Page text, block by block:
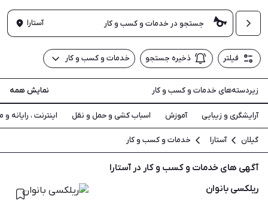
آستارا
فیلتر ذخیره جستجو خدمات و کسب و کار
زیردسته‌های خدمات و کسب و کار نمایش همه
آرایشگری و زیبایی آموزش اسباب کشی و حمل و نقل اینترنت ، رایانه و
گیلان آستارا خدمات و کسب و کار
آگهی های خدمات و کسب و کار در آستارا
ریلکسی بانوان